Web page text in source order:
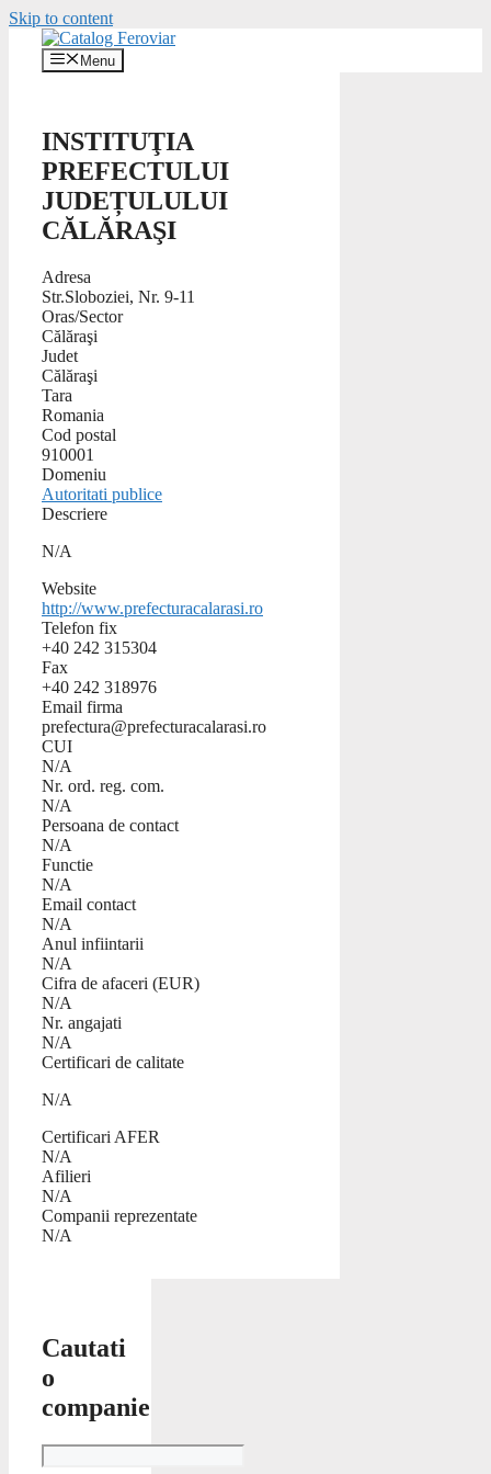
Skip to content
Menu
INSTITUŢIA
PREFECTULUI
JUDEȚULULUI
CĂLĂRAŞI
Adresa
Str.Sloboziei, Nr. 9-11
Oras/Sector
Călăraşi
Judet
Călăraşi
Tara
Romania
Cod postal
910001
Domeniu
Autoritati publice
Descriere
N/A
Website
http://www.prefecturacalarasi.ro
Telefon fix
+40 242 315304
Fax
+40 242 318976
Email firma
prefectura@prefecturacalarasi.ro
CUI
N/A
Nr. ord. reg. com.
N/A
Persoana de contact
N/A
Functie
N/A
Email contact
N/A
Anul infiintarii
N/A
Cifra de afaceri (EUR)
N/A
Nr. angajati
N/A
Certificari de calitate
N/A
Certificari AFER
N/A
Afilieri
N/A
Companii reprezentate
N/A
Cautati
o
companie